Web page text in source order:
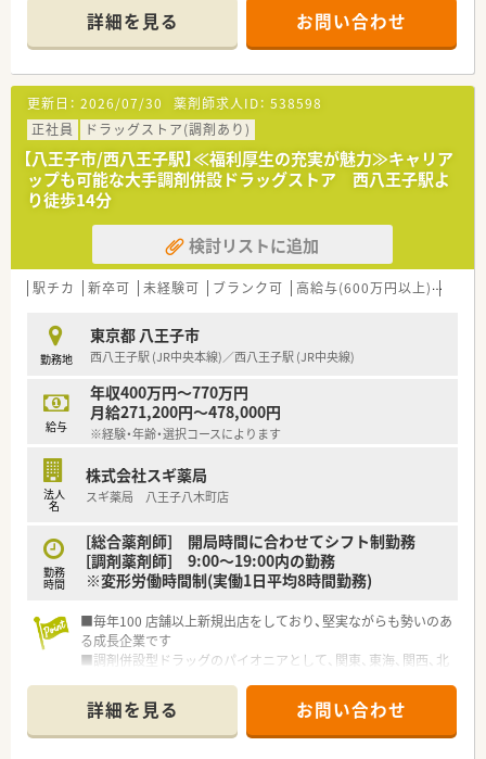
■研修制度は様々なプランがあり、集合研修だけでなく任意で受
講可能な研修も幅広く用意されています
■店舗で活躍する従業員、社外で活躍する従業員、将来経営幹部
となる従業員など、薬剤師として様々な活躍ができるフィールド
を用意されています
■総合薬剤師・調剤薬剤師（土日休み・19時までの勤務）どちらか
の働き方を選択できます
■調剤併設型だけでなく「医療モール・クリニック併設店舗」「敷
地内薬局」「訪問調剤特化型店舗」など様々な店舗を運営してい
ます
■在宅医療にも積極的取り組んでおり「訪問調剤特化型店舗」を
50店舗以上、無菌調剤室は業界最多の51店舗設置しています
■「プラチナくるみん認定企業」「健康経営優良法人2023（大規模
法人部門）認定」等を取得し一人ひとりが働きやすい環境が整備
されています
があるのも特徴です
詳細を見る お問い合わせ
更新日： 2026/07/30 薬剤師求人ID： 538598
正社員
ドラッグストア(調剤あり)
【八王子市/西八王子駅】≪福利厚生の充実が魅力≫キャリア
ップも可能な大手調剤併設ドラッグストア 西八王子駅よ
り徒歩14分
検討リストに追加
駅チカ 新卒可 未経験可 ブランク可 高給与(600万円以上)
勤務地
東京都 八王子市
西八王子駅 (JR中央本線)／西八王子駅 (JR中央線)
給与
年収400万円～770万円
月給271,200円～478,000円
※経験・年齢・選択コースによります
法人
名
株式会社スギ薬局
スギ薬局 八王子八木町店
勤務
時間
[総合薬剤師] 開局時間に合わせてシフト制勤務
[調剤薬剤師] 9:00～19:00内の勤務
※変形労働時間制(実働1日平均8時間勤務)
■毎年100 店舗以上新規出店をしており、堅実ながらも勢いのあ
る成長企業です
■調剤併設型ドラッグのパイオニアとして、関東、東海、関西、北
■研修制度は様々なプランがあり、集合研修だけでなく任意で受
講可能な研修も幅広く用意されています
■店舗で活躍する従業員、社外で活躍する従業員、将来経営幹部
詳細を見る お問い合わせ